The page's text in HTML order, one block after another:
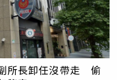
所長卸任沒帶走 偷